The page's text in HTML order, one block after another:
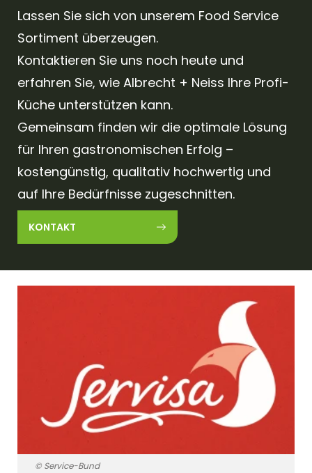
Lassen Sie sich von unserem Food Service
Sortiment überzeugen.
Kontaktieren Sie uns noch heute und
erfahren Sie, wie Albrecht + Neiss Ihre Profi-
Küche unterstützen kann.
Gemeinsam finden wir die optimale Lösung
für Ihren gastronomischen Erfolg –
kostengünstig, qualitativ hochwertig und
auf Ihre Bedürfnisse zugeschnitten.
KONTAKT
© Service-Bund